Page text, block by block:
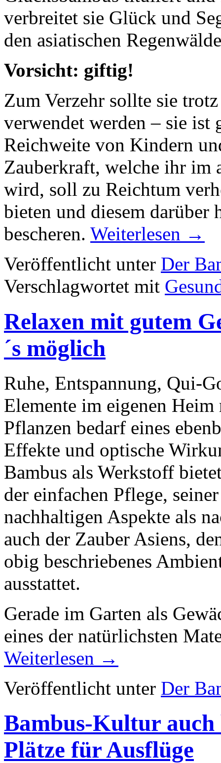
verbreitet sie Glück und
den asiatischen
Vorsicht: giftig!
Zum Verzehr sollte sie
verwendet werden – sie
Reichweite von Kindern
Zauberkraft, welche ihr im
wird, soll zu Reichtum
bieten und diesem darüber
bescheren. Weiterlesen →
Veröffentlicht unter Der
Verschlagwortet mit
Relaxen mit gutem
´s möglich
Ruhe, Entspannung, Qui-
Elemente im eigenen
Pflanzen bedarf eines
Effekte und optische
Bambus als Werkstoff
der einfachen Pflege,
nachhaltigen Aspekte als
auch der Zauber Asiens,
obig beschriebenes
ausstattet.
Gerade im Garten als
eines der natürlichsten
Weiterlesen →
Veröffentlicht unter Der
Bambus-Kultur auch
Plätze für Ausflüge